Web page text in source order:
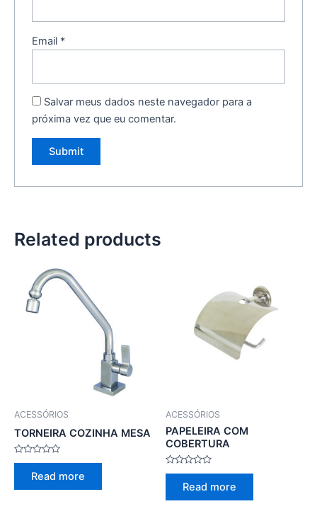
Email *
Salvar meus dados neste navegador para a
próxima vez que eu comentar.
Related products
ACESSÓRIOS
TORNEIRA COZINHA MESA
Rated
Read more
ACESSÓRIOS
PAPELEIRA COM
COBERTURA
Rated
Read more